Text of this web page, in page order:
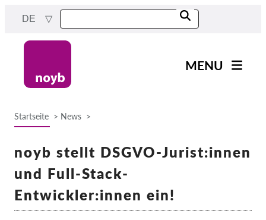
content
DE
MENU
Fälle nach Projekten
Startseite News
noyb stellt DSGVO-Jurist:innen
und Full-Stack-
Entwickler:innen ein!